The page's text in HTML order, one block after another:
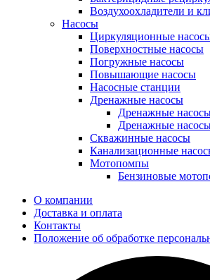
Воздухоохладители и
Насосы
Циркуляционные
Поверхностные насосы
Погружные насосы
Повышающие насосы
Насосные станции
Дренажные насосы
Дренажные
Дренажные
Скважинные насосы
Канализационные
Мотопомпы
Бензиновые
О компании
Доставка и оплата
Контакты
Положение об обработке